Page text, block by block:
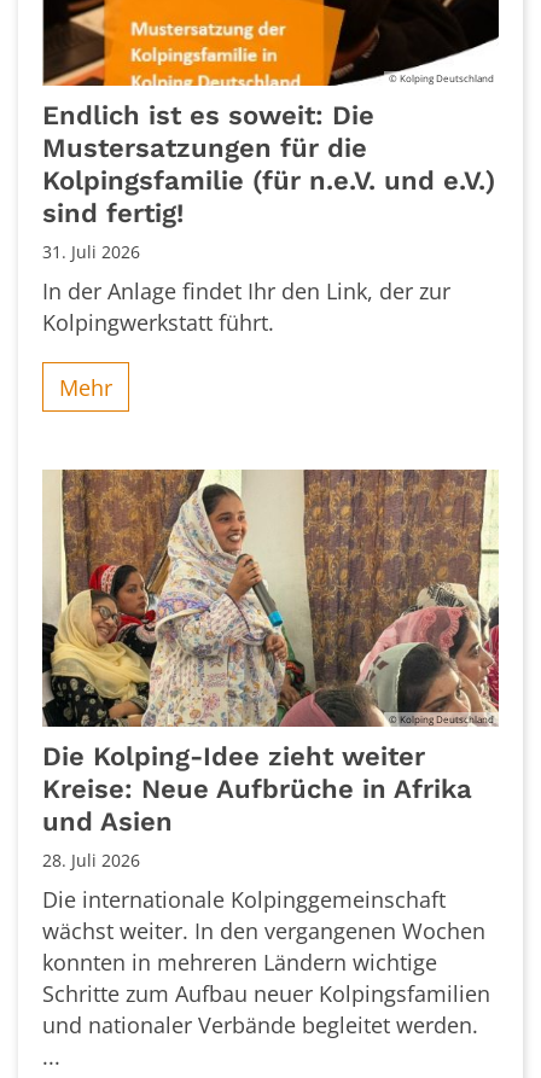
© Kolping Deutschland
Endlich ist es soweit: Die
Mustersatzungen für die
Kolpingsfamilie (für n.e.V. und e.V.)
sind fertig!
31. Juli 2026
In der Anlage findet Ihr den Link, der zur
Kolpingwerkstatt führt.
Mehr
© Kolping Deutschland
Die Kolping-Idee zieht weiter
Kreise: Neue Aufbrüche in Afrika
und Asien
28. Juli 2026
Die internationale Kolpinggemeinschaft
wächst weiter. In den vergangenen Wochen
konnten in mehreren Ländern wichtige
Schritte zum Aufbau neuer Kolpingsfamilien
und nationaler Verbände begleitet werden.
...